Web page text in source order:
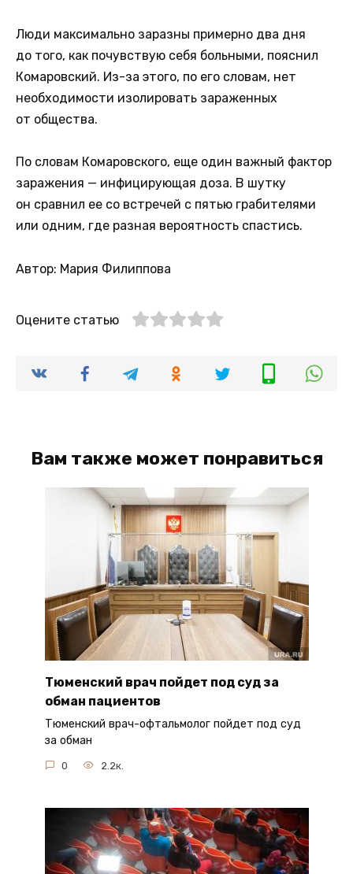
Люди максимально заразны примерно два дня
до того, как почувствую себя больными, пояснил
Комаровский. Из-за этого, по его словам, нет
необходимости изолировать зараженных
от общества.
По словам Комаровского, еще один важный фактор
заражения — инфицирующая доза. В шутку
он сравнил ее со встречей с пятью грабителями
или одним, где разная вероятность спастись.
Автор: Мария Филиппова
Оцените статью
Вам также может понравиться
Тюменский врач пойдет под суд за
обман пациентов
Тюменский врач-офтальмолог пойдет под суд
за обман
0 2.2к.